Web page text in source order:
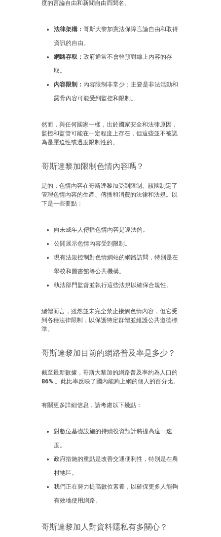
度的言論自由和新聞自由而聞名。
法律架構： 哥斯大黎加憲法保障言論自由和取得
資訊的自由。
網路存取： 政府通常不會幹預對線上內容的存
取。
內容限制： 內容限制非常少；主要是非法活動和
露骨內容可能受到監控和限制。
然而，與任何國家一樣，出於國家安全和法律原因，
監控和監管可能在一定程度上存在，但這些並不被認
為是壓迫性或過度限制性的。
哥斯達黎加限制色情內容嗎？
是的，色情內容在哥斯達黎加受到限制。該國制定了
管理色情內容的生產、傳播和消費的法律和法規。以
下是一些要點：
向未成年人傳播色情內容是違法的。
公開展示色情內容受到限制。
現有法規控制對色情網站的網路訪問，特別是在
學校和圖書館等公共機構。
執法部門監督並執行這些法規以確保合規性。
總體而言，雖然並未完全禁止接觸色情內容，但它受
到各種法律限制，以保護特定群體並維護公共道德標
準。
哥斯達黎加目前的網路普及率是多少？
截至最新數據，哥斯大黎加的網路普及率約為人口的
86% 。此比率反映了國內能夠上網的個人的百分比。
有關更多詳細信息，請考慮以下幾點：
對數位基礎設施的持續投資預計將提高這一速
度。
政府措施的重點是改善交通便利性，特別是在農
村地區。
我們正在努力提高數位素養，以確保更多人能夠
有效地使用網路。
哥斯達黎加人對資料隱私有多關心？